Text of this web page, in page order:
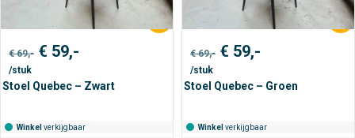
€69,- Oorspronkelijke
prijs
€ 69,-.
€ 59,-
€ 59,-.
/stuk
Stoel Quebec – Zwart
Winkel verkijgbaar
€69,- Oorspronkelijke
prijs
€ 69,-.
€ 59,-
€ 59,-.
/stuk
Stoel Quebec – Groen
Winkel verkijgbaar